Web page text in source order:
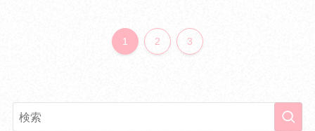
1 2 3